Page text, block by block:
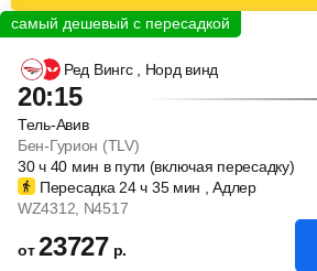
Ред Вингс , Норд винд
20:15
Тель-Авив
Бен-Гурион (TLV)
30ч40 мин в пути (включая пересадку)
Пересадка 24ч 35 мин , Адлер
WZ4312 , N4517
от23727 р.